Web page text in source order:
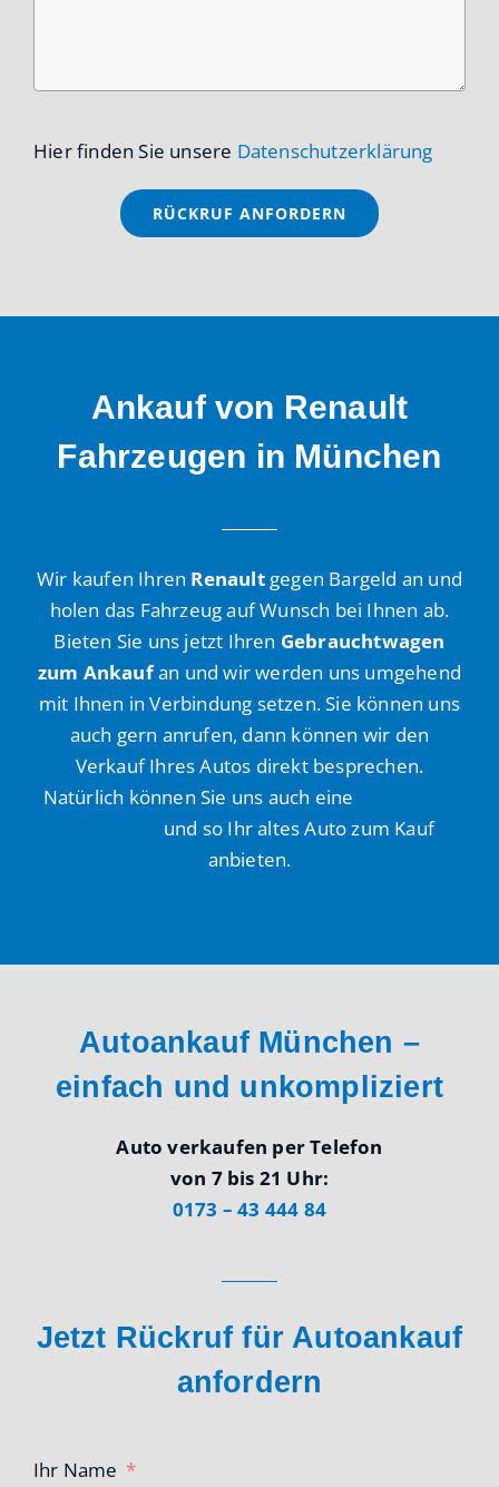
Hier finden Sie unsere Datenschutzerklärung
Ankauf von Renault
Fahrzeugen in München
Wir kaufen Ihren Renaultgegen Bargeld an und
holen das Fahrzeug auf Wunsch bei Ihnen ab.
Bieten Sie uns jetzt Ihren Gebrauchtwagen
zum Ankaufan und wir werden uns umgehend
mit Ihnen in Verbindung setzen. Sie können uns
auch gern anrufen, dann können wir den
Verkauf Ihres Autos direkt besprechen.
Natürlich können Sie uns auch eine
und so Ihr altes Auto zum Kauf
anbieten.
Autoankauf München –
einfach und unkompliziert
Auto verkaufen per Telefon
von 7 bis 21 Uhr:
0173 – 43 444 84
Jetzt Rückruf für Autoankauf
anfordern
Ihr Name